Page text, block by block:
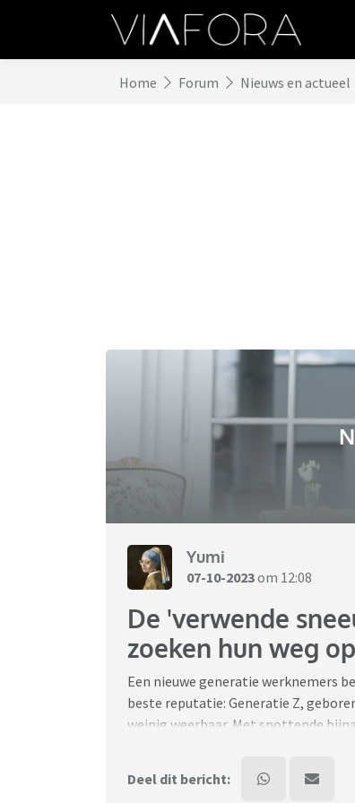
Home Forum Nieuws en actueel
Yumi
07-10-2023om 12:08
De 'verwende
zoeken hun weg
Een nieuwe generatie werknemers
beste reputatie: Generatie Z,
weinig weerbaar. Met spottende
grootgebracht door 'curlingouders'
Deel dit bericht: